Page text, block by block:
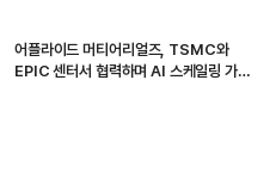
어플라이드 머티어리얼즈, TSMC와
EPIC 센터서 협력하며 AI 스케일링 가속